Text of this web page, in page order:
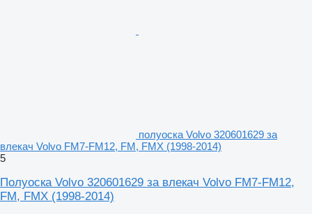
полуоска Volvo 320601629 за
влекач Volvo FM7-FM12, FM, FMX (1998-2014)
5
Полуоска Volvo 320601629 за влекач Volvo FM7-FM12,
FM, FMX (1998-2014)